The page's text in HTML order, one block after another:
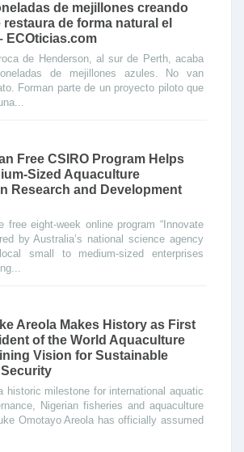
de mejillones creando
de forma natural el
ECOticias.com
de Henderson, al sur de Perth, acaba
de mejillones azules. No van
Forman parte de un proyecto piloto que
Free CSIRO Program Helps
Sized Aquaculture
Research and Development
free eight-week online program “Innovate
by Australia’s national science agency
small to medium-sized enterprises
Areola Makes History as First
of the World Aquaculture
Vision for Sustainable
historic milestone for international aquatic
Nigerian fisheries and aquaculture
Omotayo Areola has officially assumed